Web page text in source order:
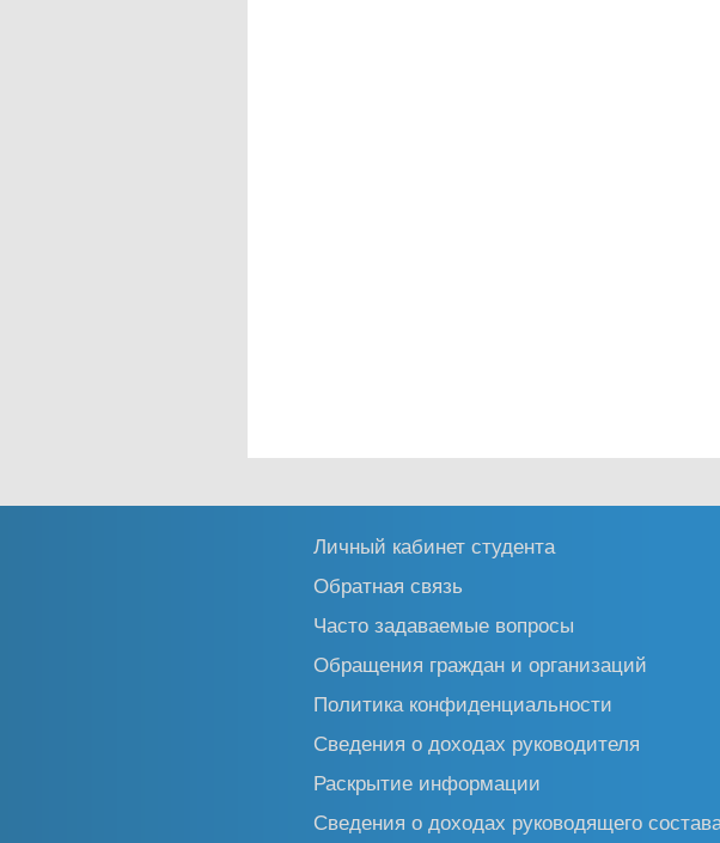
Личный кабинет студента
Обратная связь
Часто задаваемые вопросы
Обращения граждан и организаций
Политика конфиденциальности
Сведения о доходах руководителя
Раскрытие информации
Сведения о доходах руководящего